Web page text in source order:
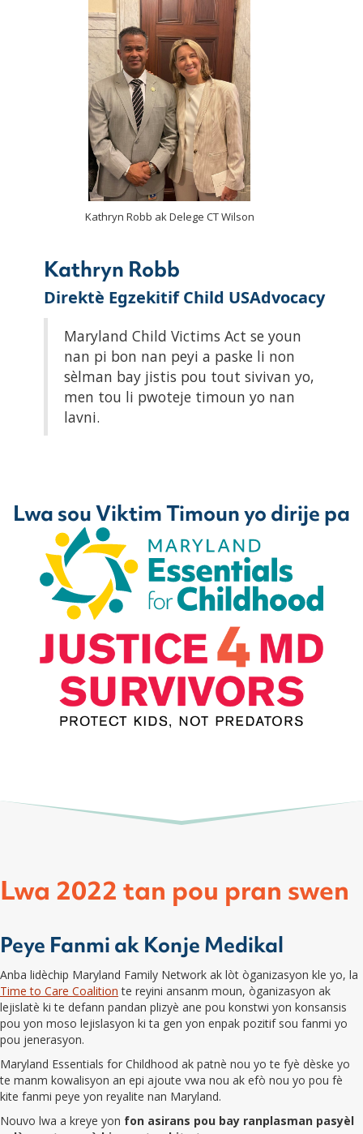
Kathryn Robb ak Delege CT Wilson
Kathryn Robb
Direktè Egzekitif Child USAdvocacy
Maryland Child Victims Act se youn
nan pi bon nan peyi a paske li non
sèlman bay jistis pou tout sivivan yo,
men tou li pwoteje timoun yo nan
lavni.
Lwa sou Viktim Timoun yo dirije pa
Lwa 2022 tan pou pran swen
Peye Fanmi ak Konje Medikal
Anba lidèchip Maryland Family Network ak lòt òganizasyon kle yo, la
Time to Care Coalition te reyini ansanm moun, òganizasyon ak
lejislatè ki te defann pandan plizyè ane pou konstwi yon konsansis
pou yon moso lejislasyon ki ta gen yon enpak pozitif sou fanmi yo
pou jenerasyon.
Maryland Essentials for Childhood ak patnè nou yo te fyè dèske yo
te manm kowalisyon an epi ajoute vwa nou ak efò nou yo pou fè
kite fanmi peye yon reyalite nan Maryland.
Nouvo lwa a kreye yon fon asirans pou bay ranplasman pasyèl